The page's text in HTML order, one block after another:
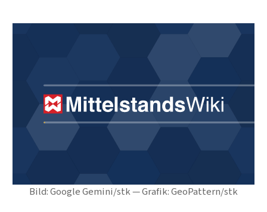
Bild: Google Gemini/stk — Grafik: GeoPattern/stk